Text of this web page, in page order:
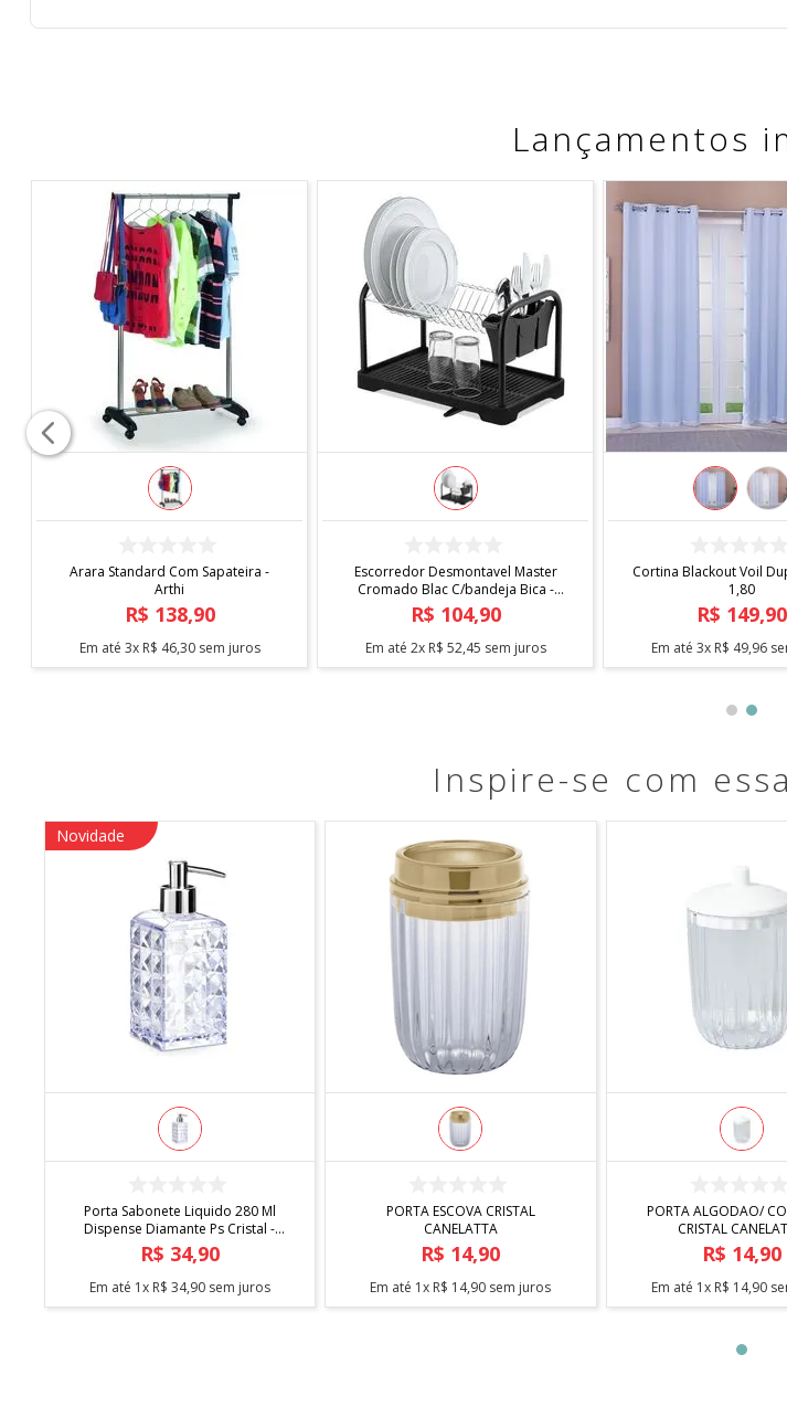
Lançamentos
Capa de Cadeira Malha
Estampada
R$ 19,90
Em até 1x R$ 19,90sem juros
Tapete Elysia 1,00 X 1,40
R$ 219,90
Em até 5x R$ 43,98 sem juros
Fita Antiderrapante
1,20m
R$ 12,90
Em até 1x R$ 12,90
Inspire-se com
Novidade
Porta Sabonete Liquido 280 Ml
Dispense Diamante Ps Cristal -
Arthi
R$ 34,90
Em até 1x R$ 34,90sem juros
PORTA ESCOVA CRISTAL
CANELATTA
R$ 14,90
Em até 1x R$ 14,90 sem juros
PORTA ALGODAO/
CRISTAL
R$ 14,90
Em até 1x R$ 14,90